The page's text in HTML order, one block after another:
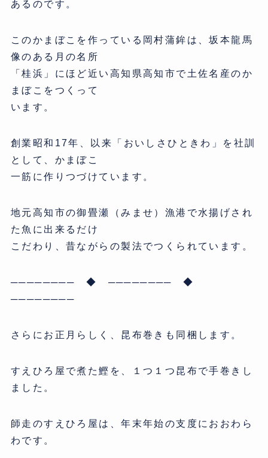
あるのです。
このかまぼこを作っている岡村蒲鉾は、坂本龍馬
像のある月の名所
「桂浜」にほど近い高知県高知市で土佐名産のか
まぼこをつくって
います。
創業昭和17年、以来「おいしさひときわ」を社訓
として、かまぼこ
一筋に作りつづけています。
地元高知市の御畳瀬（みませ）漁港で水揚げされ
た魚に出来るだけ
こだわり、昔ながらの製法でつくられています。
──────── ◆ ──────── ◆
────────
さらにお正月らしく、昆布巻きも同梱します。
すえひろ屋で煮た鰹を、１つ１つ昆布で手巻きし
ました。
師走のすえひろ屋は、年末年始の支度におおわら
わです。